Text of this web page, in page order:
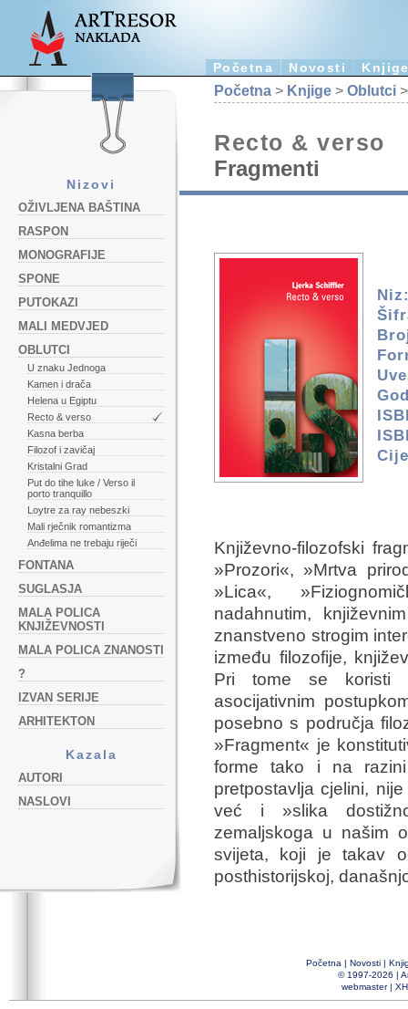
Početna Novosti
Nizovi
OŽIVLJENA BAŠTINA
RASPON
MONOGRAFIJE
SPONE
PUTOKAZI
MALI MEDVJED
OBLUTCI
U znaku Jednoga
Kamen i drača
Helena u Egiptu
Recto & verso
Kasna berba
Filozof i zavičaj
Kristalni Grad
Put do tihe luke / Verso il
porto tranquillo
Loytre za ray nebeszki
Mali rječnik romantizma
Anđelima ne trebaju riječi
FONTANA
SUGLASJA
MALA POLICA
KNJIŽEVNOSTI
MALA POLICA ZNANOSTI
?
IZVAN SERIJE
ARHITEKTON
Kazala
AUTORI
NASLOVI
Početna > Knjige > Oblutci
Recto & verso
Fragmenti
Književno-filozofski
»Prozori«, »Mrtva
»Lica«,
nadahnutim,
znanstveno strogim
između filozofije,
Pri tome se koristi
asocijativnim
posebno s područja
»Fragment« je
forme tako i na
pretpostavlja cjelini,
već i »slika
zemaljskoga u našim
svijeta, koji je takav
posthistorijskoj,
Početna | Novosti |
© 1997-2026 |
webmaster|